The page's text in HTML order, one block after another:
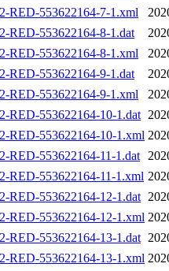
RED-553622164-7-1.xml
RED-553622164-8-1.dat
RED-553622164-8-1.xml
RED-553622164-9-1.dat
RED-553622164-9-1.xml
RED-553622164-10-1.dat
RED-553622164-10-1.xml
RED-553622164-11-1.dat
RED-553622164-11-1.xml
RED-553622164-12-1.dat
RED-553622164-12-1.xml
RED-553622164-13-1.dat
RED-553622164-13-1.xml